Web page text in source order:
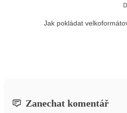
Jak pokládat
Zanechat komentář